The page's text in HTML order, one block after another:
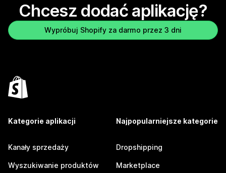
Chcesz dodać aplikację?
Wypróbuj Shopify za darmo przez 3 dni
Kategorie aplikacji
Kanały sprzedaży
Wyszukiwanie produktów
Najpopularniejsze kategorie
Dropshipping
Marketplace